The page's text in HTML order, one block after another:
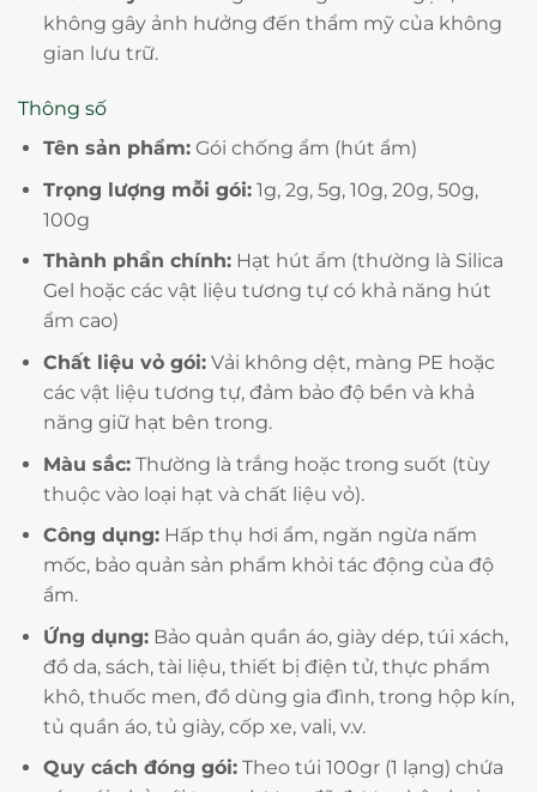
không gây ảnh hưởng đến thẩm mỹ của không
gian lưu trữ.
Thông số
Tên sản phẩm:Gói chống ẩm (hút ẩm)
Trọng lượng mỗi gói:1g, 2g, 5g, 10g, 20g, 50g,
100g
Thành phần chính:Hạt hút ẩm (thường là Silica
Gel hoặc các vật liệu tương tự có khả năng hút
ẩm cao)
Chất liệu vỏ gói:Vải không dệt, màng PE hoặc
các vật liệu tương tự, đảm bảo độ bền và khả
năng giữ hạt bên trong.
Màu sắc:Thường là trắng hoặc trong suốt (tùy
thuộc vào loại hạt và chất liệu vỏ).
Công dụng:Hấp thụ hơi ẩm, ngăn ngừa nấm
mốc, bảo quản sản phẩm khỏi tác động của độ
ẩm.
Ứng dụng:Bảo quản quần áo, giày dép, túi xách,
đồ da, sách, tài liệu, thiết bị điện tử, thực phẩm
khô, thuốc men, đồ dùng gia đình, trong hộp kín,
tủ quần áo, tủ giày, cốp xe, vali, v.v.
Quy cách đóng gói:Theo túi 100gr (1 lạng) chứa